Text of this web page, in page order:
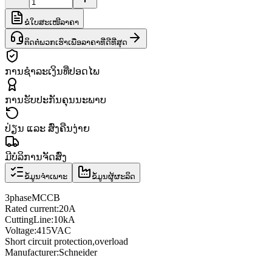
ຂໍໃບສະເໜີລາຄາ
ຕິດຕໍ່ພວກເຮົາເພື່ອລາຄາທີ່ດີທີ່ສຸດ
ການຊຳລະເງິນທີ່ປອດໄພ
ການຮັບປະກັນຄຸນນະພາບ
ປ່ຽນ ແລະ ສົ່ງຄືນງ່າຍ
ມີບໍລິການຈັດສົ່ງ
ຂໍ້ມູນຈຳເພາະ ຂໍ້ມູນຜູ້ຜະລິດ
3phaseMCCB
Rated current:20A
CuttingLine:10kA
Voltage:415VAC
Short circuit protection,overload
Manufacturer:Schneider